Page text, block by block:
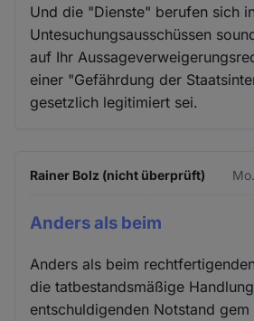
Und die "Dienste" berufen sich
Untesuchungsausschüssen
auf Ihr
einer "Gefährdung der
gesetzlich legitimiert sei.
Rainer Bolz (nicht überprüft)
Anders als beim
Anders als beim
die tatbestandsmäßige
entschuldigenden Notstand